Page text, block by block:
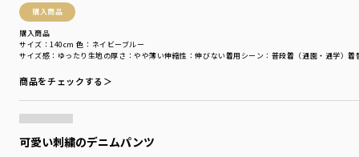
購入商品
購入商品
サイズ感 ：ゆったり 生地の厚さ ：やや薄い伸縮性 ：伸びない着用シーン ：普段着（通園・通学）着
サイズ：140cm 色：ネイビーブルー
商品をチェックする＞
可愛い刺繍のデニムパンツ
シーズン
カテゴリ
カラー
／
ブルー
性別タイプ
／GIRL